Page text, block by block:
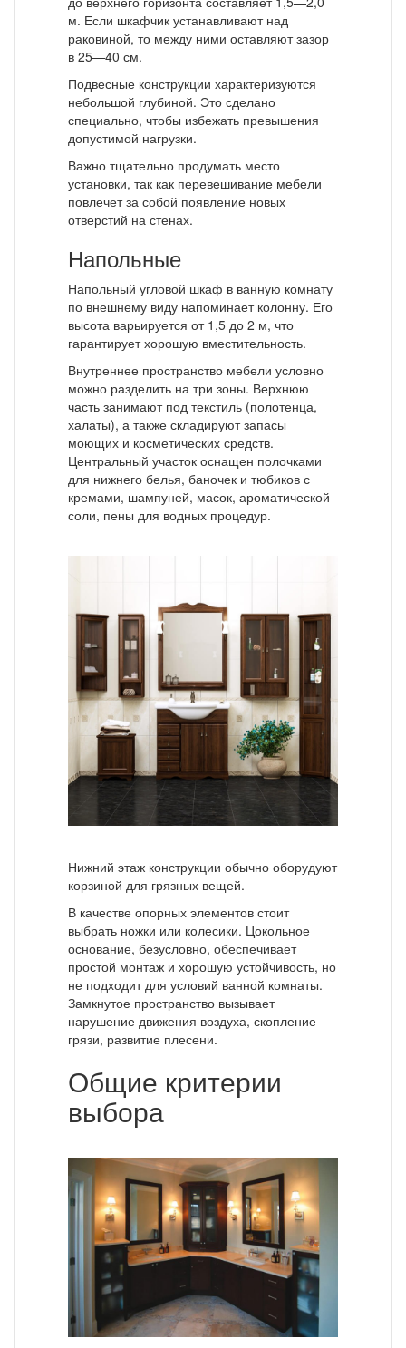
м. Если шкафчик устанавливают над
раковиной, то между ними оставляют зазор
в 25—40 см.
Подвесные конструкции характеризуются
небольшой глубиной. Это сделано
специально, чтобы избежать превышения
допустимой нагрузки.
Важно тщательно продумать место
установки, так как перевешивание мебели
повлечет за собой появление новых
отверстий на стенах.
Напольные
Напольный угловой шкаф в ванную комнату
по внешнему виду напоминает колонну. Его
высота варьируется от 1,5 до 2 м, что
гарантирует хорошую вместительность.
Внутреннее пространство мебели условно
можно разделить на три зоны. Верхнюю
часть занимают под текстиль (полотенца,
халаты), а также складируют запасы
моющих и косметических средств.
Центральный участок оснащен полочками
для нижнего белья, баночек и тюбиков с
кремами, шампуней, масок, ароматической
соли, пены для водных процедур.
Нижний этаж конструкции обычно оборудуют
корзиной для грязных вещей.
В качестве опорных элементов стоит
выбрать ножки или колесики. Цокольное
основание, безусловно, обеспечивает
простой монтаж и хорошую устойчивость, но
не подходит для условий ванной комнаты.
Замкнутое пространство вызывает
нарушение движения воздуха, скопление
грязи, развитие плесени.
Общие критерии
выбора